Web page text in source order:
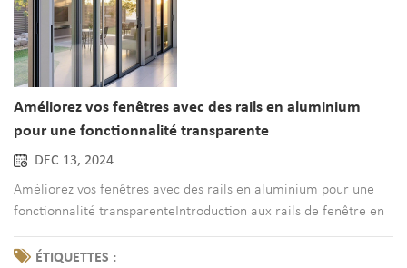
Améliorez vos fenêtres avec des rails en aluminium
pour une fonctionnalité transparente
DEC 13, 2024
Améliorez vos fenêtres avec des rails en aluminium pour une
fonctionnalité transparenteIntroduction aux rails de fenêtre en
aluminiumImaginez que vous ouvrez sans effort vos fenêtres
pour laisser entrer une brise fraîche sans le grincement ou la
ÉTIQUETTES :